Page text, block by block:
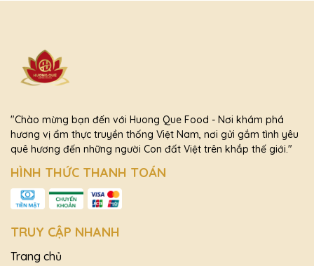
"Chào mừng bạn đến với Huong Que Food - Nơi khám phá
hương vị ẩm thực truyền thống Việt Nam, nơi gửi gắm tình yêu
quê hương đến những người Con đất Việt trên khắp thế giới."
HÌNH THỨC THANH TOÁN
TRUY CẬP NHANH
Trang chủ